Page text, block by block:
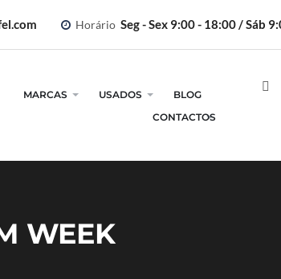
Horário Seg - Sex 9:00 - 18:00 / Sáb
MARCAS USADOS
BLOG
CONTACTOS
WEEK